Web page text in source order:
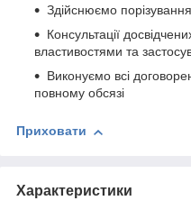
Здійснюємо
Консультації
властивостями та
Виконуємо всі
повному обсязі
Приховати
Характеристики